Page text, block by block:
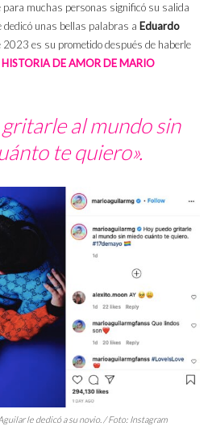
para muchas personas significó su salida
dedicó unas bellas palabras a Eduardo
2023 es su prometido después de haberle
DE AMOR DE MARIO
al mundo sin
te quiero».
le dedicó a su novio. / Foto: Instagram